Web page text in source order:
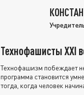
Технофашисты XXI
Технофашизм побеждает
программа становится
тогда, когда человек